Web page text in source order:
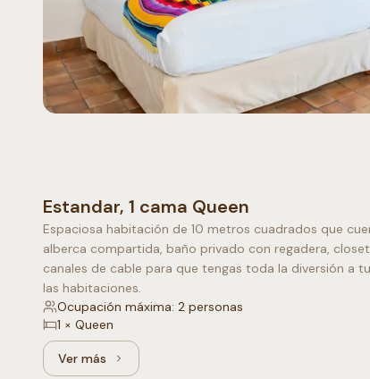
Estandar, 1 cama Queen
Espaciosa habitación de 10 metros cuadrados que
alberca compartida, baño privado con regadera,
canales de cable para que tengas toda la diversión a
las habitaciones.
Ocupación máxima: 2 personas
1 × Queen
Ver másVer más: Estandar, 1 cama Queen